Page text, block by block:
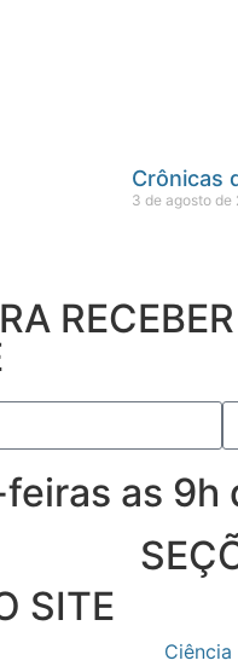
Crônicas
3 de agosto de
as 9h
SITE
Ciência